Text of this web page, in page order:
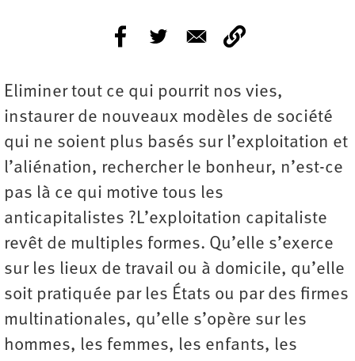
Eliminer tout ce qui pourrit nos vies,
instaurer de nouveaux modèles de société
qui ne soient plus basés sur l’exploitation et
l’aliénation, rechercher le bonheur, n’est-ce
pas là ce qui motive tous les
anticapitalistes ?L’exploitation capitaliste
revêt de multiples formes. Qu’elle s’exerce
sur les lieux de travail ou à domicile, qu’elle
soit pratiquée par les États ou par des firmes
multinationales, qu’elle s’opère sur les
hommes, les femmes, les enfants, les